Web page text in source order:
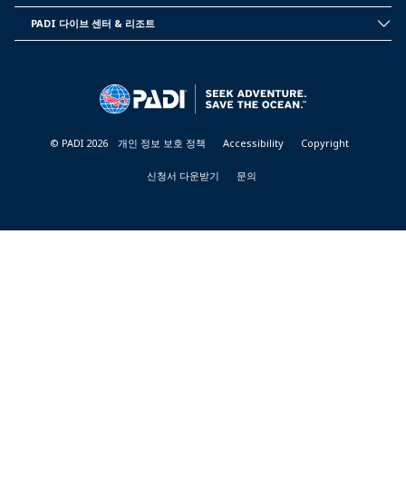
INFORMATION
PADI 다이브 센터 & 리조트
© PADI 2026 개인 정보 보호 정책 Accessibility Copyright
신청서 다운받기 문의